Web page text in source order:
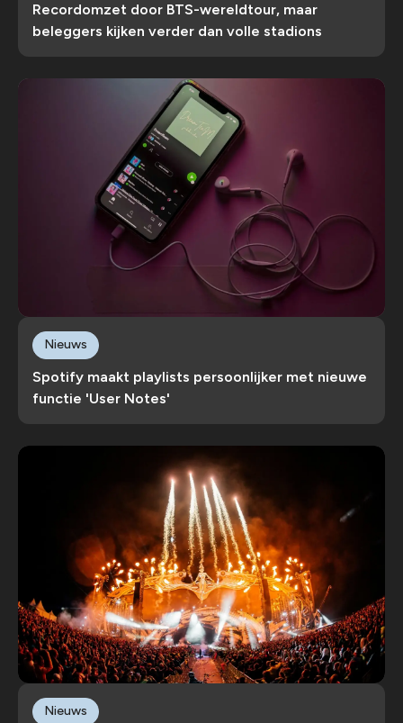
Recordomzet door BTS-wereldtour, maar
beleggers kijken verder dan volle stadions
Spotify maakt playlists persoonlijker met nieuwe
functie 'User Notes'
Nieuws
Nieuws